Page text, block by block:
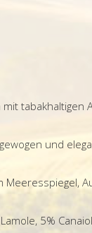
tabakhaltigen
und
5%